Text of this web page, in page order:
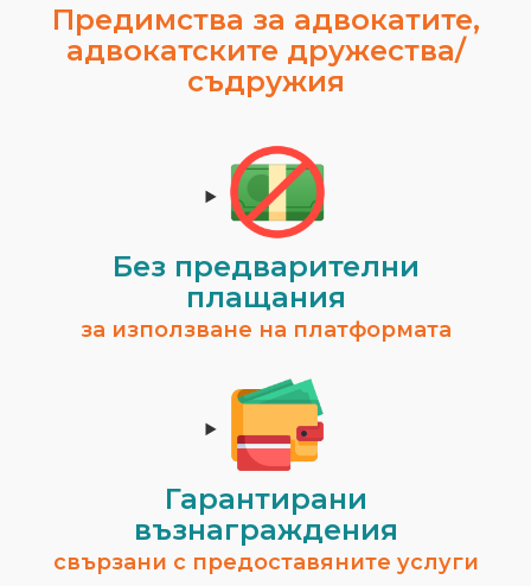
Предимства за адвокатите,
адвокатските дружества/
съдружия
Без предварителни
плащания
за използване на платформата
Гарантирани
възнаграждения
свързани с предоставяните услуги